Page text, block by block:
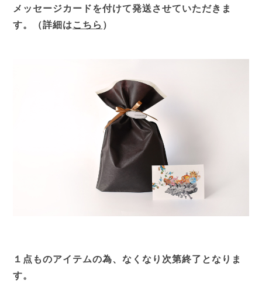
メッセージカードを付けて発送させていただきま
す。（詳細は こちら ）
１点ものアイテムの為、なくなり次第終了となりま
す。